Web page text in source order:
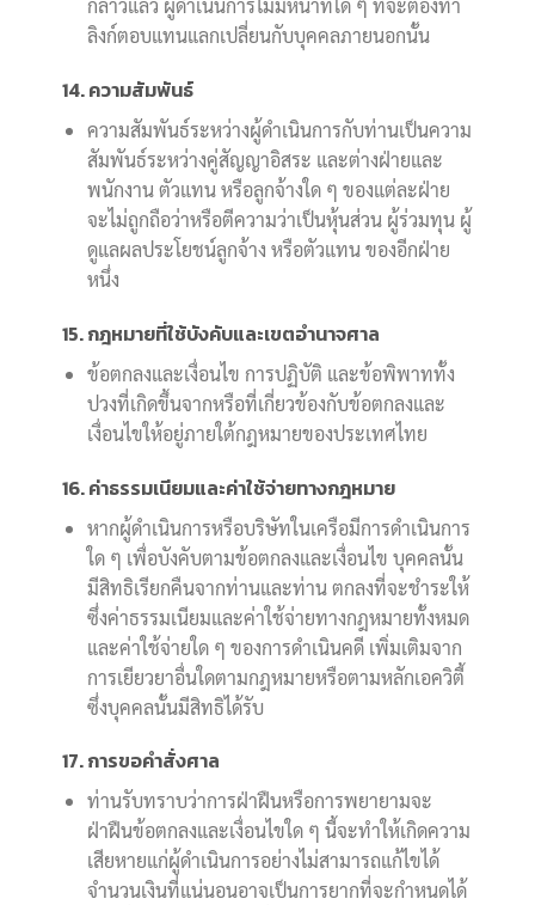
กล่าวแล้ว ผู้ดำเนินการไม่มีหน้าที่ใด ๆ ที่จะต้องทำ
ลิงก์ตอบแทนแลกเปลี่ยนกับบุคคลภายนอกนั้น
14. ความสัมพันธ์
ความสัมพันธ์ระหว่างผู้ดำเนินการกับท่านเป็นความ
สัมพันธ์ระหว่างคู่สัญญาอิสระ และต่างฝ่ายและ
พนักงาน ตัวแทน หรือลูกจ้างใด ๆ ของแต่ละฝ่าย
จะไม่ถูกถือว่าหรือตีความว่าเป็นหุ้นส่วน ผู้ร่วมทุน ผู้
ดูแลผลประโยชน์ลูกจ้าง หรือตัวแทน ของอีกฝ่าย
หนึ่ง
15. กฎหมายที่ใช้บังคับและเขตอำนาจศาล
ข้อตกลงและเงื่อนไข การปฏิบัติ และข้อพิพาททั้ง
ปวงที่เกิดขึ้นจากหรือที่เกี่ยวข้องกับข้อตกลงและ
เงื่อนไขให้อยู่ภายใต้กฎหมายของประเทศไทย
16. ค่าธรรมเนียมและค่าใช้จ่ายทางกฎหมาย
หากผู้ดำเนินการหรือบริษัทในเครือมีการดำเนินการ
ใด ๆ เพื่อบังคับตามข้อตกลงและเงื่อนไข บุคคลนั้น
มีสิทธิเรียกคืนจากท่านและท่าน ตกลงที่จะชำระให้
ซึ่งค่าธรรมเนียมและค่าใช้จ่ายทางกฎหมายทั้งหมด
และค่าใช้จ่ายใด ๆ ของการดำเนินคดี เพิ่มเติมจาก
การเยียวยาอื่นใดตามกฎหมายหรือตามหลักเอควิตี้
ซึ่งบุคคลนั้นมีสิทธิได้รับ
17. การขอคำสั่งศาล
ท่านรับทราบว่าการฝ่าฝืนหรือการพยายามจะ
ฝ่าฝืนข้อตกลงและเงื่อนไขใด ๆ นี้จะทำให้เกิดความ
เสียหายแก่ผู้ดำเนินการอย่างไม่สามารถแก้ไขได้
จำนวนเงินที่แน่นอนอาจเป็นการยากที่จะกำหนดได้